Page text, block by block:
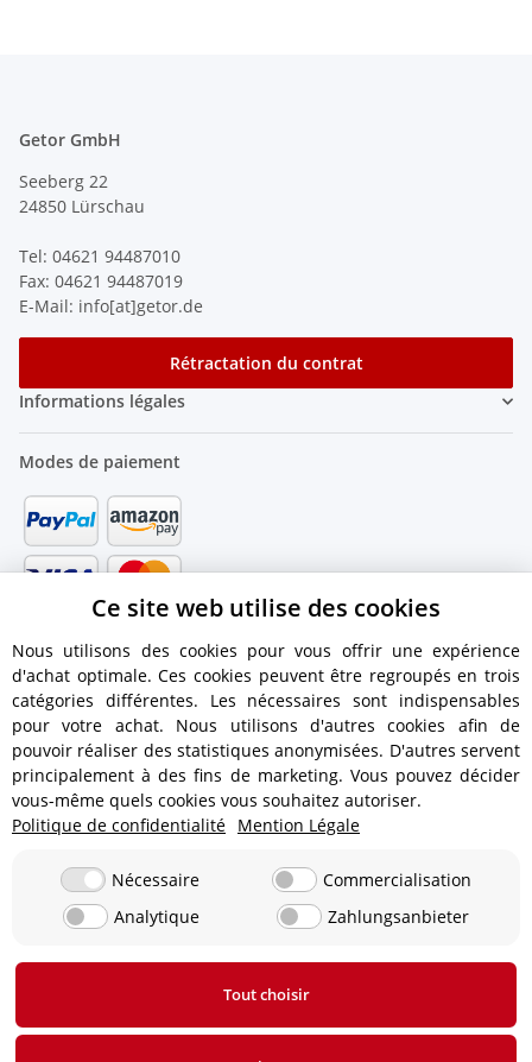
Getor GmbH
Seeberg 22
24850 Lürschau
Tel: 04621 94487010
Fax: 04621 94487019
E-Mail: info[at]getor.de
Rétractation du contrat
Informations légales
Modes de paiement
Informations dexpédition
commande de 450 € !
Ce site web utilise des cookies
Nous utilisons des cookies pour vous offrir une expérience
d'achat optimale. Ces cookies peuvent être regroupés en trois
catégories différentes. Les nécessaires sont indispensables
pour votre achat. Nous utilisons d'autres cookies afin de
pouvoir réaliser des statistiques anonymisées. D'autres servent
principalement à des fins de marketing. Vous pouvez décider
vous-même quels cookies vous souhaitez autoriser.
Politique de confidentialité Mention Légale
Nécessaire
Commercialisation
Analytique
Zahlungsanbieter
Tout choisir